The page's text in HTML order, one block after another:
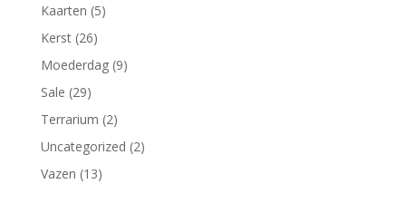
Kaarten (5)
Kerst (26)
Moederdag (9)
Sale (29)
Terrarium (2)
Uncategorized (2)
Vazen (13)